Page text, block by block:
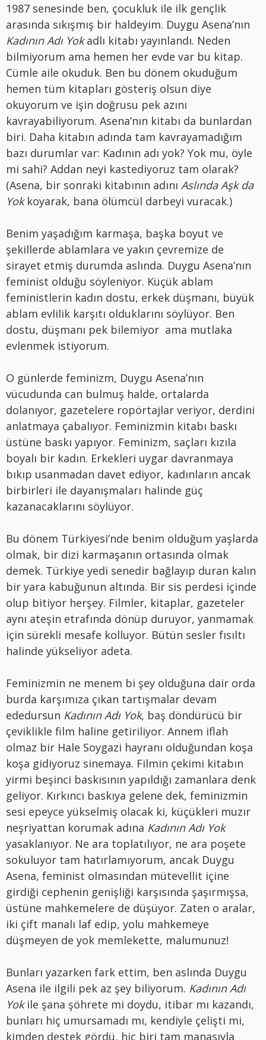
1987 senesinde ben, çocukluk ile ilk gençlik
arasında sıkışmış bir haldeyim. Duygu Asena’nın
Kadının Adı Yokadlı kitabı yayınlandı. Neden
bilmiyorum ama hemen her evde var bu kitap.
Cümle aile okuduk. Ben bu dönem okuduğum
hemen tüm kitapları gösteriş olsun diye
okuyorum ve işin doğrusu pek azını
kavrayabiliyorum. Asena’nın kitabı da bunlardan
biri. Daha kitabın adında tam kavrayamadığım
bazı durumlar var: Kadının adı yok? Yok mu, öyle
mi sahi? Addan neyi kastediyoruz tam olarak?
(Asena, bir sonraki kitabının adını Aslında Aşk da
Yokkoyarak, bana ölümcül darbeyi vuracak.)
Benim yaşadığım karmaşa, başka boyut ve
şekillerde ablamlara ve yakın çevremize de
sirayet etmiş durumda aslında. Duygu Asena’nın
feminist olduğu söyleniyor. Küçük ablam
feministlerin kadın dostu, erkek düşmanı, büyük
ablam evlilik karşıtı olduklarını söylüyor. Ben
dostu, düşmanı pek bilemiyor ama mutlaka
evlenmek istiyorum.
O günlerde feminizm, Duygu Asena’nın
vücudunda can bulmuş halde, ortalarda
dolanıyor, gazetelere ropörtajlar veriyor, derdini
anlatmaya çabalıyor. Feminizmin kitabı baskı
üstüne baskı yapıyor. Feminizm, saçları kızıla
boyalı bir kadın. Erkekleri uygar davranmaya
bıkıp usanmadan davet ediyor, kadınların ancak
birbirleri ile dayanışmaları halinde güç
kazanacaklarını söylüyor.
Bu dönem Türkiyesi’nde benim olduğum yaşlarda
olmak, bir dizi karmaşanın ortasında olmak
demek. Türkiye yedi senedir bağlayıp duran kalın
bir yara kabuğunun altında. Bir sis perdesi içinde
olup bitiyor herşey. Filmler, kitaplar, gazeteler
aynı ateşin etrafında dönüp duruyor, yanmamak
için sürekli mesafe kolluyor. Bütün sesler fısıltı
halinde yükseliyor adeta.
Feminizmin ne menem bi şey olduğuna dair orda
burda karşımıza çıkan tartışmalar devam
ededursun Kadının Adı Yok, baş döndürücü bir
çeviklikle film haline getiriliyor. Annem iflah
olmaz bir Hale Soygazi hayranı olduğundan koşa
koşa gidiyoruz sinemaya. Filmin çekimi kitabın
yirmi beşinci baskısının yapıldığı zamanlara denk
geliyor. Kırkıncı baskıya gelene dek, feminizmin
sesi epeyce yükselmiş olacak ki, küçükleri muzır
neşriyattan korumak adına Kadının Adı Yok
yasaklanıyor. Ne ara toplatılıyor, ne ara poşete
sokuluyor tam hatırlamıyorum, ancak Duygu
Asena, feminist olmasından mütevellit içine
girdiği cephenin genişliği karşısında şaşırmışsa,
üstüne mahkemelere de düşüyor. Zaten o aralar,
iki çift manalı laf edip, yolu mahkemeye
düşmeyen de yok memlekette, malumunuz!
Bunları yazarken fark ettim, ben aslında Duygu
Asena ile ilgili pek az şey biliyorum. Kadının Adı
Yok ile şana şöhrete mi doydu, itibar mı kazandı,
bunları hiç umursamadı mı, kendiyle çelişti mi,
kimden destek gördü, hiç biri tam manasıyla